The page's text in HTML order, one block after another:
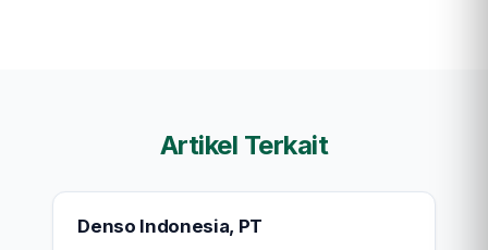
Artikel Terkait
Denso Indonesia, PT